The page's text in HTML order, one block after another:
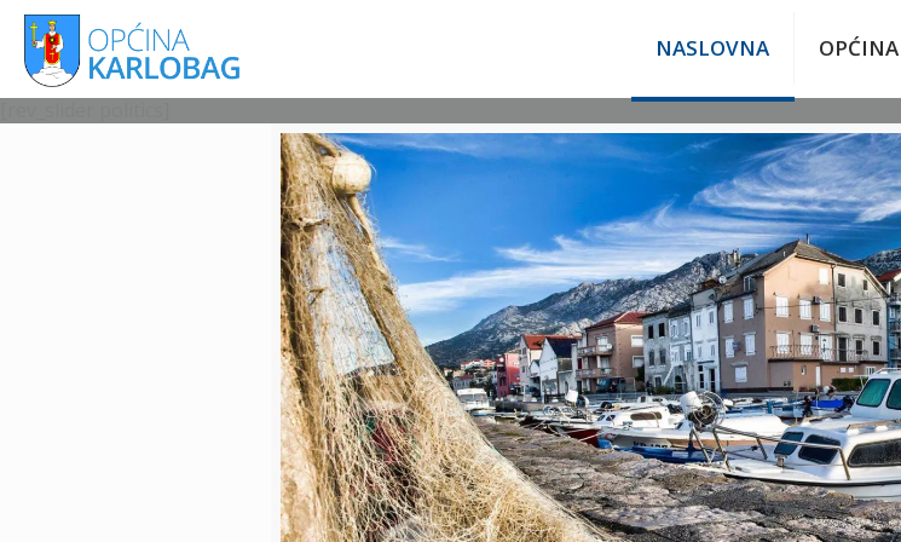
NASLOVNA OPĆINA